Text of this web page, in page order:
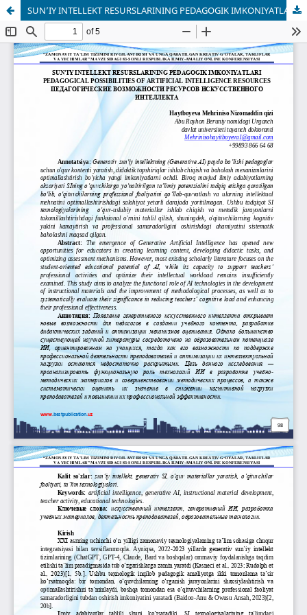
SUN’IY INTELLEKT RESURSLARINING PEDAGOGIK IMKONIYATLARI